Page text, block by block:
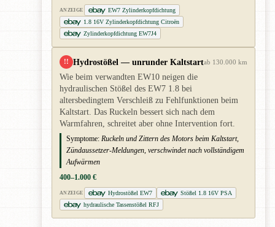
ANZEIGE
EW7 Zylinderkopfdichtung
1.8 16V Zylinderkopfdichtung Citroën
Zylinderkopfdichtung EW7J4
!! Hydrostößel — unrunder Kaltstartab 130.000 km
Wie beim verwandten EW10 neigen die
hydraulischen Stößel des EW7 1.8 bei
altersbedingtem Verschleiß zu Fehlfunktionen beim
Kaltstart. Das Ruckeln bessert sich nach dem
Warmfahren, schreitet aber ohne Intervention fort.
Symptome: Ruckeln und Zittern des Motors beim Kaltstart,
Zündaussetzer-Meldungen, verschwindet nach vollständigem
Aufwärmen
400–1.000 €
ANZEIGE Hydrostößel EW7
Stößel 1.8 16V PSA
hydraulische Tassenstößel RFJ